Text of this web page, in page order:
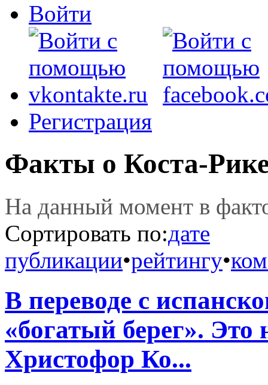
Войти
Регистрация
Факты о Коста-
На данный момент в
Сортировать по:дате
публикации•рейтингу•
В переводе с
«богатый берег». Это
Христофор Ко...